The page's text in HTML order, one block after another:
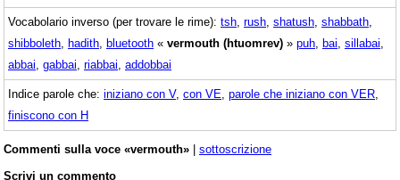
Vocabolario inverso (per trovare le rime): tsh rush shatush shabbath
shibboleth hadith bluetooth « vermouth (htuomrev) » puh bai sillabai
abbai gabbai riabbai addobbai
Indice parole che: iniziano con V, con VE parole che iniziano con VER
finiscono con H
Commenti sulla voce «vermouth» | sottoscrizione
Scrivi un commento